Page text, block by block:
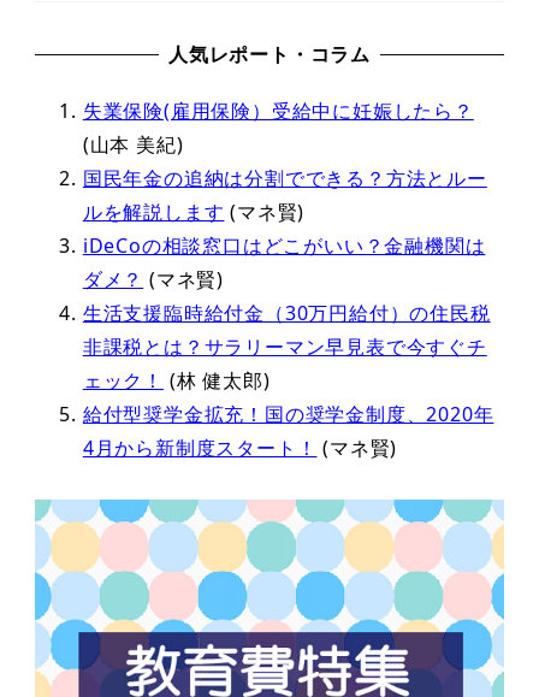
人気レポート・コラム
失業保険(雇用保険）受給中に妊娠したら？
(山本 美紀)
国民年金の追納は分割でできる？方法とルー
ルを解説します (マネ賢)
iDeCoの相談窓口はどこがいい？金融機関は
ダメ？ (マネ賢)
生活支援臨時給付金（30万円給付）の住民税
非課税とは？サラリーマン早見表で今すぐチ
ェック！ (林 健太郎)
給付型奨学金拡充！国の奨学金制度、2020年
4月から新制度スタート！ (マネ賢)